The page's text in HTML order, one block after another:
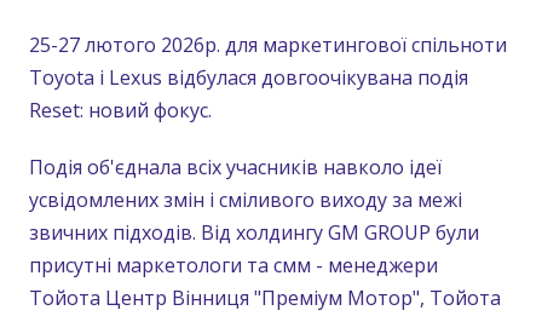
25-27 лютого 2026р. для маркетингової спільноти
Toyota і Lexus відбулася довгоочікувана подія
Reset: новий фокус.
Подія об'єднала всіх учасників навколо ідеї
усвідомлених змін і сміливого виходу за межі
звичних підходів. Від холдингу GM GROUP були
присутні маркетологи та смм - менеджери
Тойота Центр Вінниця "Преміум Мотор", Тойота